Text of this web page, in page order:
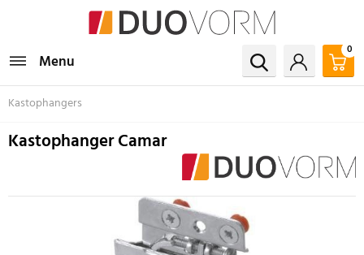
Menu
0
Kastophangers
Kastophanger Camar